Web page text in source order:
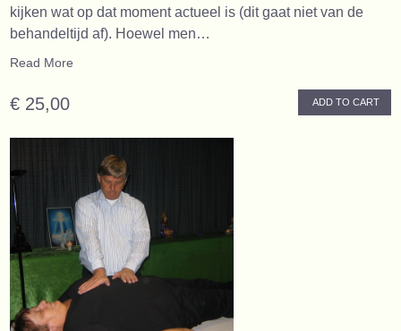
kijken wat op dat moment actueel is (dit gaat niet van de
behandeltijd af). Hoewel men…
Read More
€ 25,00 ADD TO CART